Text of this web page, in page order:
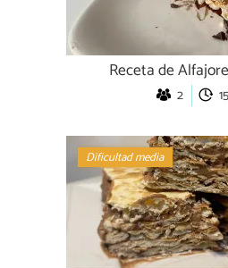
Receta de
2
Dificultad media